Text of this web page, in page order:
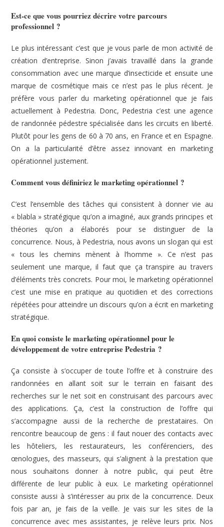
Est-ce que vous pourriez décrire votre parcours
professionnel ?
Le plus intéressant c’est que je vous parle de mon activité de
création d’entreprise. Sinon j’avais travaillé dans la grande
consommation avec une marque d’insecticide et ensuite une
marque de cosmétique mais ce n’est pas le plus récent. Je
préfère vous parler du marketing opérationnel que je fais
actuellement à Pedestria. Donc, Pedestria c’est une agence
de randonnée pédestre spécialisée dans les circuits en liberté.
Plutôt pour les gens de 60 à 70 ans, en France et en Espagne.
On a la particularité d’être assez innovant en marketing
opérationnel justement.
Comment vous définiriez le marketing opérationnel ?
C’est l’ensemble des tâches qui consistent à donner vie au
« blabla » stratégique qu’on a imaginé, aux grands principes et
théories qu’on a élaborés pour se distinguer de la
concurrence. Nous, à Pedestria, nous avons un slogan qui est
« tous les chemins mènent à l’homme ». Ce n’est pas
seulement une marque, il faut que ça transpire au travers
d’éléments très concrets. Pour moi, le marketing opérationnel
c’est une mise en pratique au quotidien et des corrections
répétées pour atteindre un discours qu’on a écrit en marketing
stratégique.
En quoi consiste le marketing opérationnel pour le
développement de votre entreprise Pedestria ?
Ça consiste à s’occuper de toute l’offre et à construire des
randonnées en allant soit sur le terrain en faisant des
recherches sur le net soit en construisant des parcours avec
des applications. Ça, c’est la construction de l’offre qui
s’accompagne aussi de la recherche de prestataires. On
rencontre beaucoup de gens : il faut nouer des contacts avec
les hôteliers, les restaurateurs, les conférenciers, des
œnologues, des masseurs, qui s’alignent à la prestation que
nous souhaitons donner à notre public, qui peut être
différente de leur public à eux. Le marketing opérationnel
consiste aussi à s’intéresser au prix de la concurrence. Deux
fois par an, je fais de la veille. Je vais sur les sites de la
concurrence avec mes assistantes, je relève leurs prix. Nos